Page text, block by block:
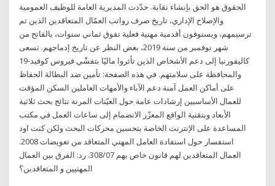
الحقوق هو الحق بإنشاء نقابة. حدّدت المديرية العامة للوظيف العمومية
والإصلاح الإداري، تاريخ صرف رواتب العمّال المتعاقدين الذين تم
ترسيمهم، ويستوفون أقدمية مهنية فعلية تفوق ثماني سنوات، بالفاتح من
شهر نوفمبر من سنة 2019، بغض النظر عن تاريخ إدماجهم. تسعى
كاليفورنيا إلى دعم الأشخاص الذين تأثروا ماليًا بتفشّي فيروس كوفيد-19
والمحافظة على سلامتهم. في هذه الصفحة: تأمين ضد البطالة الحفاظ
على أماكن العمل آمنة دعم الآباء والأمهات العاملين السكن المؤقت
للعمال الأساسيين إرشادات عامة حول العيّنات المرنة نتائج بحث ثلاثية
الأبعاد وبتقنية الواقع المعزّز الانضمام إلى ساعات العمل في مكتب
المساعدة على الإنترنت الخاصة بتحسين محركات البحث ولكن كنت اود
استفسار حول استفادة العامل المهني المتعاقد من تعويضات 2008.
العمال المتعاقدين لهم قانون خاص بهم 308/07. رد: الفرق بين العمال
المهنيين و المتعاقدين؟